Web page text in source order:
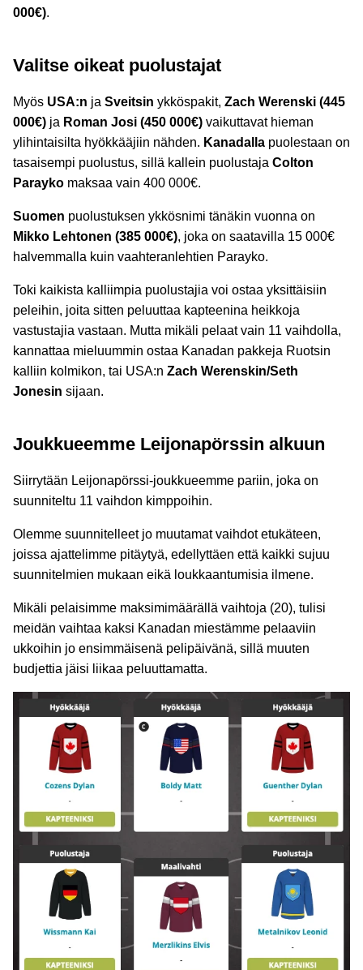
000€).
Valitse oikeat puolustajat
Myös USA:n ja Sveitsin ykköspakit, Zach Werenski (445
000€) ja Roman Josi (450 000€) vaikuttavat hieman
ylihintaisilta hyökkääjiin nähden. Kanadalla puolestaan on
tasaisempi puolustus, sillä kallein puolustaja Colton
Parayko maksaa vain 400 000€.
Suomen puolustuksen ykkösnimi tänäkin vuonna on
Mikko Lehtonen (385 000€), joka on saatavilla 15 000€
halvemmalla kuin vaahteranlehtien Parayko.
Toki kaikista kalliimpia puolustajia voi ostaa yksittäisiin
peleihin, joita sitten peluuttaa kapteenina heikkoja
vastustajia vastaan. Mutta mikäli pelaat vain 11 vaihdolla,
kannattaa mieluummin ostaa Kanadan pakkeja Ruotsin
kalliin kolmikon, tai USA:n Zach Werenskin/Seth
Jonesin sijaan.
Joukkueemme Leijonapörssin alkuun
Siirrytään Leijonapörssi-joukkueemme pariin, joka on
suunniteltu 11 vaihdon kimppoihin.
Olemme suunnitelleet jo muutamat vaihdot etukäteen,
joissa ajattelimme pitäytyä, edellyttäen että kaikki sujuu
suunnitelmien mukaan eikä loukkaantumisia ilmene.
Mikäli pelaisimme maksimimäärällä vaihtoja (20), tulisi
meidän vaihtaa kaksi Kanadan miestämme pelaaviin
ukkoihin jo ensimmäisenä pelipäivänä, sillä muuten
budjettia jäisi liikaa peluuttamatta.